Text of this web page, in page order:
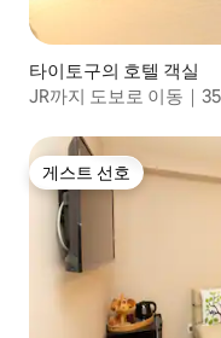
타이토구의 호텔 객실
JR까지 도보로 이동｜
게스트 선호
게스트 선호